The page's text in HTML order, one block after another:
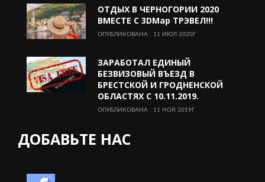
ОТДЫХ В ЧЕРНОГОРИИ 2020
ВМЕСТЕ С 3DMap ТРЭВЕЛ!!!
ОПУБЛИКОВАНА : 11 ИЮЛ 2020Г
ЗАРАБОТАЛ ЕДИНЫЙ
БЕЗВИЗОВЫЙ ВЪЕЗД В
БРЕСТСКОЙ И ГРОДНЕНСКОЙ
ОБЛАСТЯХ С 10.11.2019.
ОПУБЛИКОВАНА : 11 НОЯ 2019Г
ДОБАВЬТЕ НАС